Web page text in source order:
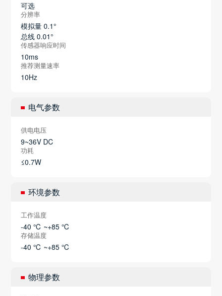
可选
分辨率
模拟量 0.1°
总线 0.01°
传感器响应时间
10ms
推荐测量速率
10Hz
电气参数
供电电压
9~36V DC
功耗
≤0.7W
环境参数
工作温度
-40 ℃ ~+85 ℃
存储温度
-40 ℃ ~+85 ℃
物理参数